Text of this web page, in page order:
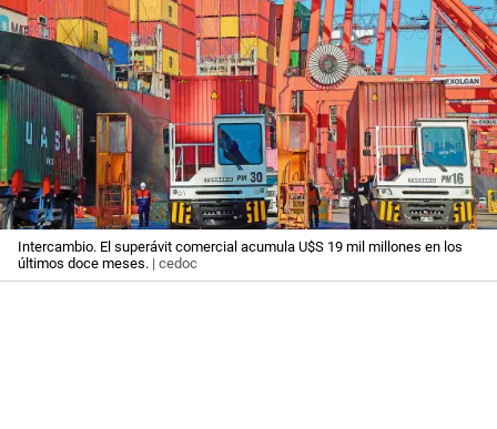
Intercambio. El superávit comercial acumula U$S 19 mil millones en los
últimos doce meses. | cedoc